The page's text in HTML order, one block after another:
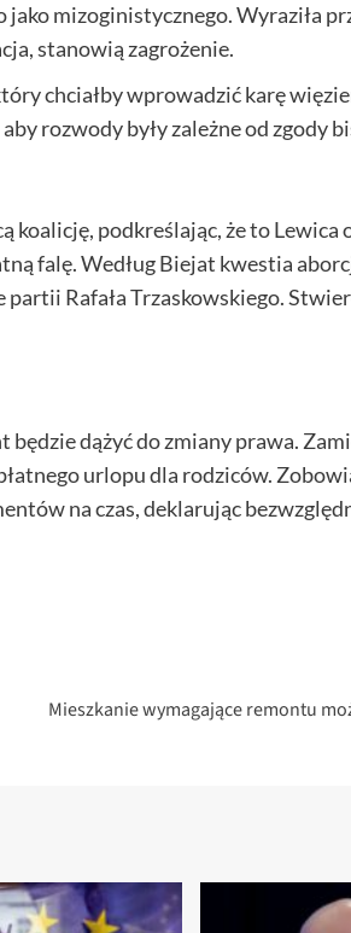
mizoginistycznego. Wyraziła
stanowią zagrożenie.
chciałby wprowadzić karę
rozwody były zależne od zgody
podkreślając, że to Lewica
falę. Według Biejat kwestia
Rafała Trzaskowskiego.
będzie dążyć do zmiany prawa.
urlopu dla rodziców.
na czas, deklarując
Mieszkanie wymagające remontu